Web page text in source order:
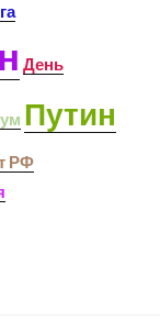
День
Путин
РФ